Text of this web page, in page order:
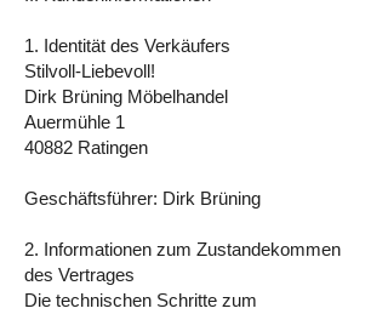
1. Identität des Verkäufers
Stilvoll-Liebevoll!
Dirk Brüning Möbelhandel
Auermühle 1
40882 Ratingen
Geschäftsführer: Dirk Brüning
2. Informationen zum Zustandekommen
des Vertrages
Die technischen Schritte zum